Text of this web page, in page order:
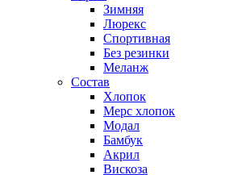
Зимняя
Люрекс
Спортивная
Без резинки
Меланж
Состав
Хлопок
Мерс хлопок
Модал
Бамбук
Акрил
Вискоза